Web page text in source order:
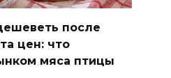
после
цен: что
мяса птицы